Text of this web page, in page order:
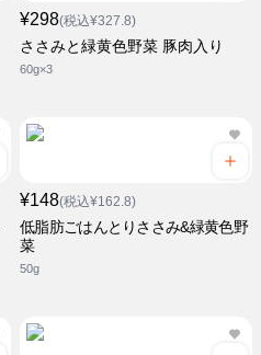
¥298(税込¥327.8)
ささみと緑黄色野菜 豚肉入り
60g×3
¥148(税込¥162.8)
低脂肪ごはんとりささみ&緑黄色野
菜
50g